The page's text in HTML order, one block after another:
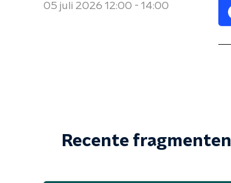
05 juli 2026 12:00 - 14:00
Recente fragmenten